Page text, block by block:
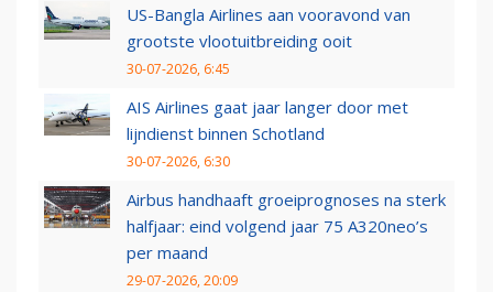
US-Bangla Airlines aan vooravond van
grootste vlootuitbreiding ooit
30-07-2026, 6:45
AIS Airlines gaat jaar langer door met
lijndienst binnen Schotland
30-07-2026, 6:30
Airbus handhaaft groeiprognoses na sterk
halfjaar: eind volgend jaar 75 A320neo’s
per maand
29-07-2026, 20:09